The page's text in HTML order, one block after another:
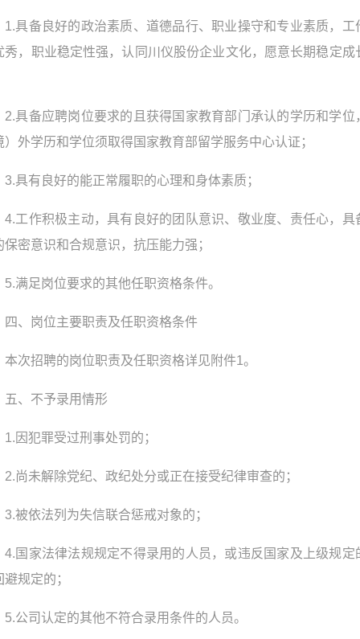
1.具备良好的政治素质、道德品行、职业操守和专业素质，工
秀，职业稳定性强，认同川仪股份企业文化，愿意长期稳定成
2.具备应聘岗位要求的且获得国家教育部门承认的学历和学位
）外学历和学位须取得国家教育部留学服务中心认证；
3.具有良好的能正常履职的心理和身体素质；
4.工作积极主动，具有良好的团队意识、敬业度、责任心，具
保密意识和合规意识，抗压能力强；
5.满足岗位要求的其他任职资格条件。
四、岗位主要职责及任职资格条件
本次招聘的岗位职责及任职资格详见附件1。
五、不予录用情形
1.因犯罪受过刑事处罚的；
2.尚未解除党纪、政纪处分或正在接受纪律审查的；
3.被依法列为失信联合惩戒对象的；
4.国家法律法规规定不得录用的人员，或违反国家及上级规定
避规定的；
5.公司认定的其他不符合录用条件的人员。